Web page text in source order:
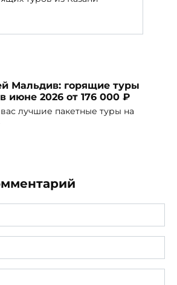
Мальдив: горящие туры
июне 2026 от 176 000 ₽
лучшие пакетные туры на